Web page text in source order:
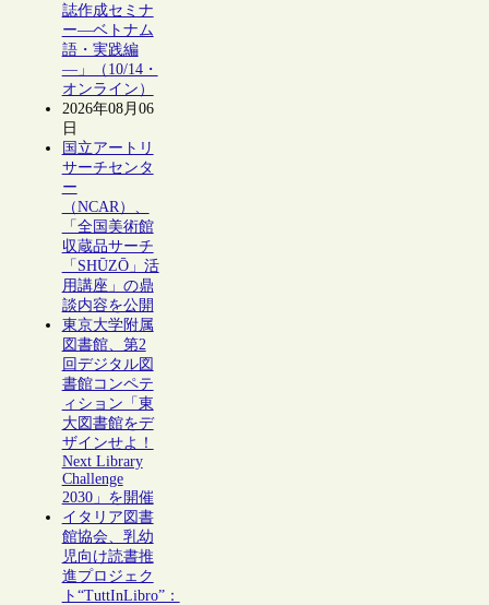
誌作成セミナ
ー―ベトナム
語・実践編
―」（10/14・
オンライン）
2026年08月06
日
国立アートリ
サーチセンタ
ー
（NCAR）、
「全国美術館
収蔵品サーチ
「SHŪZŌ」活
用講座」の鼎
談内容を公開
東京大学附属
図書館、第2
回デジタル図
書館コンペテ
ィション「東
大図書館をデ
ザインせよ！
Next Library
Challenge
2030」を開催
イタリア図書
館協会、乳幼
児向け読書推
進プロジェク
ト“TuttInLibro”：